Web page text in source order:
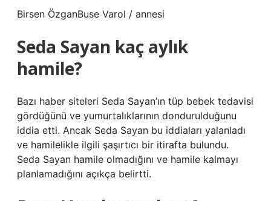
Birsen ÖzganBuse Varol / annesi
Seda Sayan kaç aylık
hamile?
Bazı haber siteleri Seda Sayan’ın tüp bebek tedavisi
gördüğünü ve yumurtalıklarının dondurulduğunu
iddia etti. Ancak Seda Sayan bu iddiaları yalanladı
ve hamilelikle ilgili şaşırtıcı bir itirafta bulundu.
Seda Sayan hamile olmadığını ve hamile kalmayı
planlamadığını açıkça belirtti.